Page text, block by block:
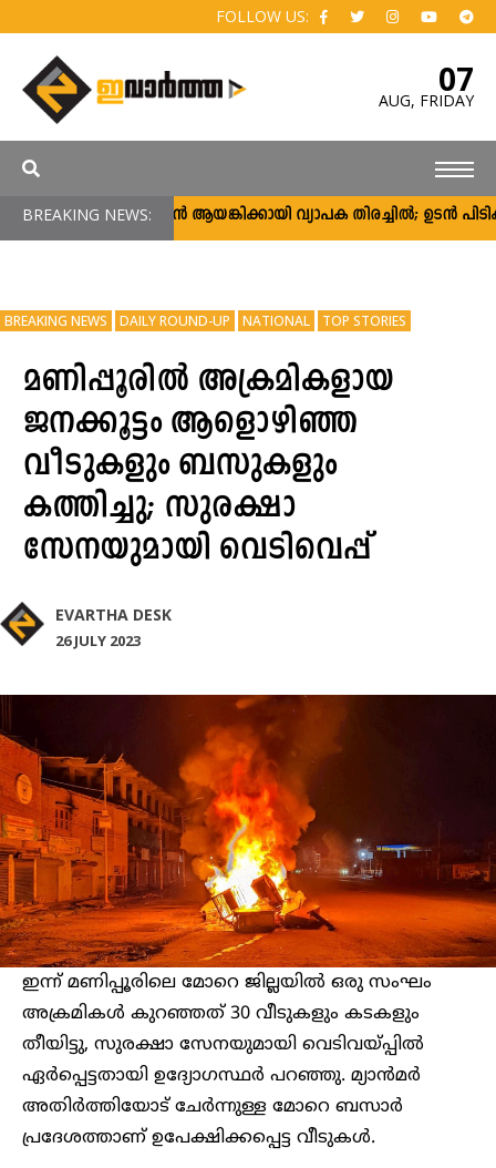
FOLLOW US:
07
AUG, FRIDAY
BREAKING NEWS:അർജുൻ ആയങ്കിക്കായി വ്യാപക തിരച്ചിൽ; ഉടൻ
BREAKING NEWS DAILY ROUND-UP NATIONAL TOP STORIES
മണിപ്പൂരിൽ അക്രമികളായ
ജനക്കൂട്ടം ആളൊഴിഞ്ഞ
വീടുകളും ബസുകളും
കത്തിച്ചു; സുരക്ഷാ
സേനയുമായി വെടിവെപ്പ്
EVARTHA DESK
26 JULY 2023
ഇന്ന് മണിപ്പൂരിലെ മോറെ ജില്ലയിൽ ഒരു സംഘം
അക്രമികൾ കുറഞ്ഞത് 30 വീടുകളും കടകളും
തീയിട്ടു, സുരക്ഷാ സേനയുമായി വെടിവയ്പ്പിൽ
ഏർപ്പെട്ടതായി ഉദ്യോഗസ്ഥർ പറഞ്ഞു. മ്യാൻമർ
അതിർത്തിയോട് ചേർന്നുള്ള മോറെ ബസാർ
പ്രദേശത്താണ് ഉപേക്ഷിക്കപ്പെട്ട വീടുകൾ.